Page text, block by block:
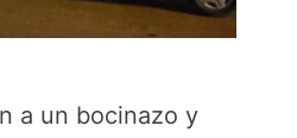
a un bocinazo y